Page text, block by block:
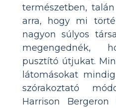
természetben,
arra, hogy mi
nagyon súlyos
megengednék,
pusztító útjukat.
látomásokat
szórakoztató
Harrison